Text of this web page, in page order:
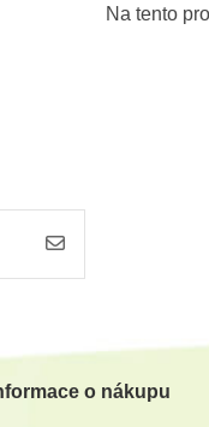
Na tento
o nákupu